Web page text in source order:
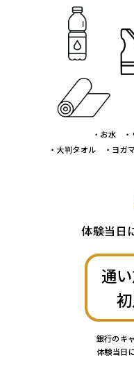
・お水 ・
・大判タオル ・ヨガ
体験当日
通
銀行のキ
体験当日